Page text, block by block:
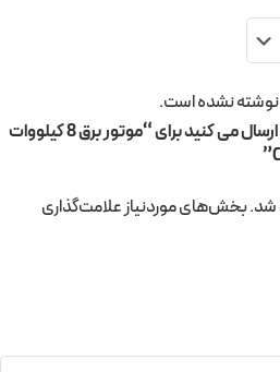
نشده است.
اولین نفری باشید که دیدگاهی را ارسال می کنید برای “موتور برق 8 کیلووات
شد.بخش‌های موردنیاز علامت‌گذاری